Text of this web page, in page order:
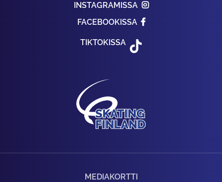
INSTAGRAMISSA
FACEBOOKISSA
TIKTOKISSA
MEDIAKORTTI